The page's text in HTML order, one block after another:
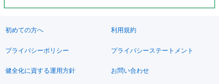
初めての方へ 利用規約
プライバシーポリシー プライバシーステートメント
健全化に資する運用方針 お問い合わせ